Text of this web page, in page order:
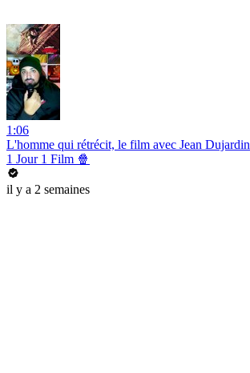
1:06
L'homme qui rétrécit, le film avec Jean Dujardin
1 Jour 1 Film 🍿
il y a 2 semaines